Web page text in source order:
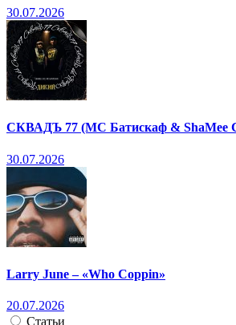
30.07.2026
СКВАДЪ 77 (МС Батискаф & ShaMee
30.07.2026
Larry June – «Who Coppin»
20.07.2026
Статьи